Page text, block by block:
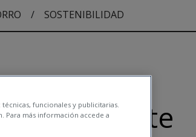
/ SOSTENIBILIDAD
accidente
funcionales y publicitarias.
Para más información accede a